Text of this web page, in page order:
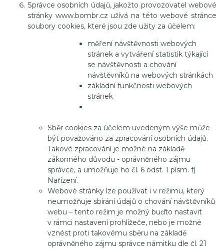
Správce osobních údajů, jakožto provozovatel webové
stránky www.bombr.cz užívá na této webové stránce
soubory cookies, které jsou zde užity za účelem:
měření návštěvnosti webových
stránek a vytváření statistik týkající
se návštěvnosti a chování
návštěvníků na webových stránkách
základní funkčnosti webových
stránek
Sběr cookies za účelem uvedeným výše může
být považováno za zpracování osobních údajů.
Takové zpracování je možné na základě
zákonného důvodu - oprávněného zájmu
správce, a umožňuje ho čl. 6 odst. 1 písm. f)
Nařízení.
Webové stránky lze používat i v režimu, který
neumožňuje sbírání údajů o chování návštěvníků
webu – tento režim je možný buďto nastavit
v rámci nastavení prohlížeče, nebo je možné
vznést proti takovému sběru na základě
oprávněného zájmu správce námitku dle čl. 21